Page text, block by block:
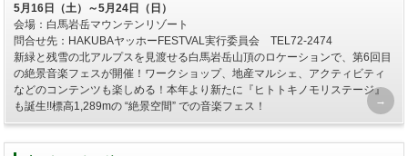
5月16日（土）～5月24日（日）
会場：白馬岩岳マウンテンリゾート
問合せ先：HAKUBAヤッホーFESTVAL実行委員会 TEL72-2474
新緑と残雪の北アルプスを⾒渡せる白馬岩岳山頂のロケーションで、第6回目
の絶景音楽フェスが開催！ワークショップ、地産マルシェ、アクティビティ
などのコンテンツも楽しめる！本年より新たに『ヒトトキノモリステージ』
も誕生!!標高1,289mの “絶景空間” での音楽フェス！